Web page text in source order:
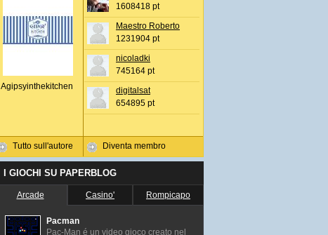
Agipsyinthekitchen
Tutto sull'autore
1608418 pt
Maestro Roberto
1231904 pt
nicoladki
745164 pt
digitalsat
654895 pt
Diventa membro
I GIOCHI SU PAPERBLOG
Arcade Casino' Rompicapo
Pacman
Pac-Man é un video gioco creato nel